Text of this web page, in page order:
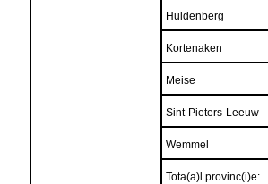
Huldenberg
Kortenaken
Meise
Sint-Pieters-Leeuw
Wemmel
Tota(a)l provinc(i)e: